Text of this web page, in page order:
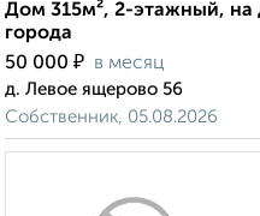
Дом 315м², 2-этажный, на
города
50 000 ₽ в месяц
д. Левое ящерово 56
Собственник, 05.08.2026